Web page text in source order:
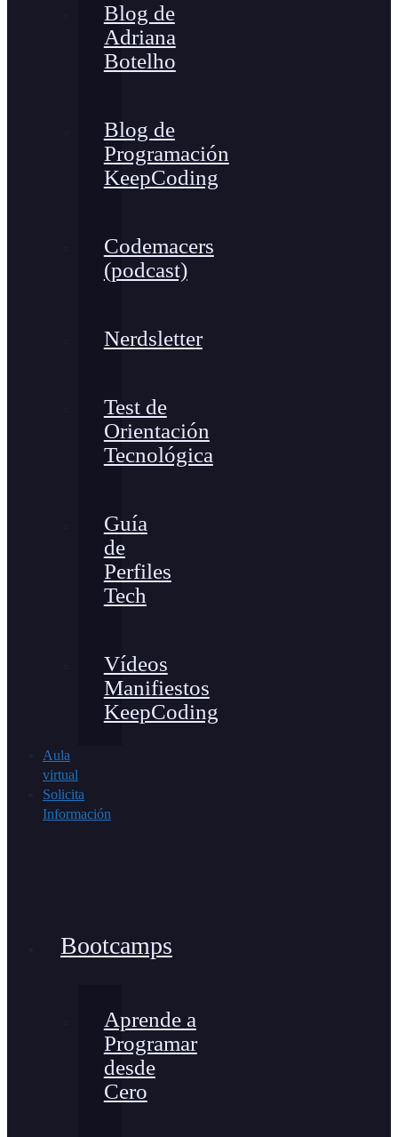
Blog de
Adriana
Botelho
Blog de
Programación
KeepCoding
Codemacers
(podcast)
Nerdsletter
Test de
Orientación
Tecnológica
Guía
de
Perfiles
Tech
Vídeos
Manifiestos
KeepCoding
Aula
virtual
Solicita
Información
Bootcamps
Aprende a
Programar
desde
Cero